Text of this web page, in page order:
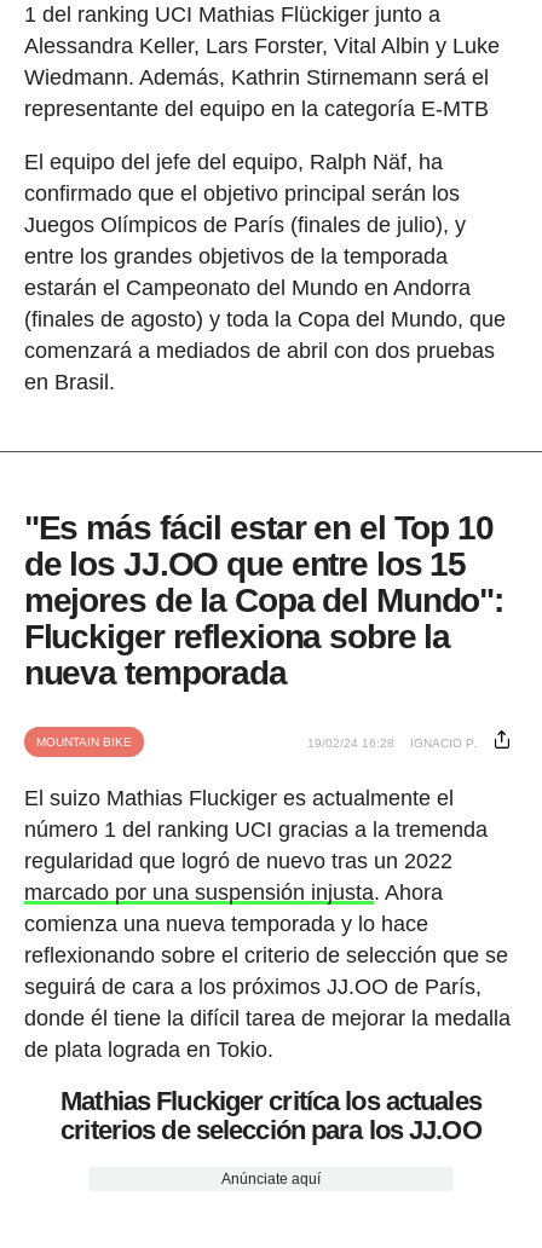
1 del ranking UCI Mathias Flückiger junto a
Alessandra Keller, Lars Forster, Vital Albin y Luke
Wiedmann. Además, Kathrin Stirnemann será el
representante del equipo en la categoría E-MTB
El equipo del jefe del equipo, Ralph Näf, ha
confirmado que el objetivo principal serán los
Juegos Olímpicos de París (finales de julio), y
entre los grandes objetivos de la temporada
estarán el Campeonato del Mundo en Andorra
(finales de agosto) y toda la Copa del Mundo, que
comenzará a mediados de abril con dos pruebas
en Brasil.
"Es más fácil estar en el Top 10
de los JJ.OO que entre los 15
mejores de la Copa del Mundo":
Fluckiger reflexiona sobre la
nueva temporada
MOUNTAIN BIKE 19/02/24 16:28 IGNACIO P.
El suizo Mathias Fluckiger es actualmente el
número 1 del ranking UCI gracias a la tremenda
regularidad que logró de nuevo tras un 2022
marcado por una suspensión injusta. Ahora
comienza una nueva temporada y lo hace
reflexionando sobre el criterio de selección que se
seguirá de cara a los próximos JJ.OO de París,
donde él tiene la difícil tarea de mejorar la medalla
de plata lograda en Tokio.
Mathias Fluckiger critíca los actuales
criterios de selección para los JJ.OO
Anúnciate aquí